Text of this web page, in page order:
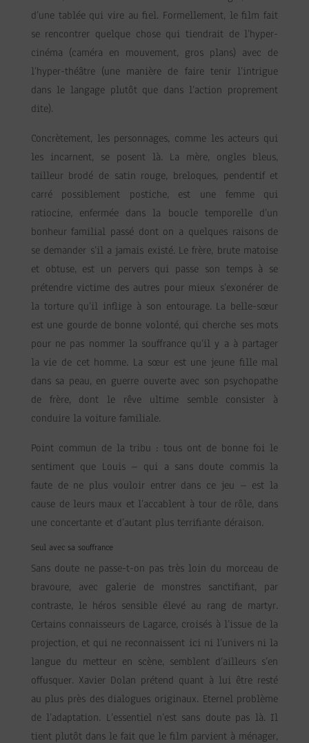
d’une tablée qui vire au fiel. Formellement, le film fait
se rencontrer quelque chose qui tiendrait de l’hyper-
cinéma (caméra en mouvement, gros plans) avec de
l’hyper-théâtre (une manière de faire tenir l’intrigue
dans le langage plutôt que dans l’action proprement
dite).
Concrètement, les personnages, comme les acteurs qui
les incarnent, se posent là. La mère, ongles bleus,
tailleur brodé de satin rouge, breloques, pendentif et
carré possiblement postiche, est une femme qui
ratiocine, enfermée dans la boucle temporelle d’un
bonheur familial passé dont on a quelques raisons de
se demander s’il a jamais existé. Le frère, brute matoise
et obtuse, est un pervers qui passe son temps à se
prétendre victime des autres pour mieux s’exonérer de
la torture qu’il inflige à son entourage. La belle-sœur
est une gourde de bonne volonté, qui cherche ses mots
pour ne pas nommer la souffrance qu’il y a à partager
la vie de cet homme. La sœur est une jeune fille mal
dans sa peau, en guerre ouverte avec son psychopathe
de frère, dont le rêve ultime semble consister à
conduire la voiture familiale.
Point commun de la tribu : tous ont de bonne foi le
sentiment que Louis – qui a sans doute commis la
faute de ne plus vouloir entrer dans ce jeu – est la
cause de leurs maux et l’accablent à tour de rôle, dans
une concertante et d’autant plus terrifiante déraison.
Seul avec sa souffrance
Sans doute ne passe-t-on pas très loin du morceau de
bravoure, avec galerie de monstres sanctifiant, par
contraste, le héros sensible élevé au rang de martyr.
Certains connaisseurs de Lagarce, croisés à l’issue de la
projection, et qui ne reconnaissent ici ni l’univers ni la
langue du metteur en scène, semblent d’ailleurs s’en
offusquer. Xavier Dolan prétend quant à lui être resté
au plus près des dialogues originaux. Eternel problème
de l’adaptation. L’essentiel n’est sans doute pas là. Il
tient plutôt dans le fait que le film parvient à ménager,